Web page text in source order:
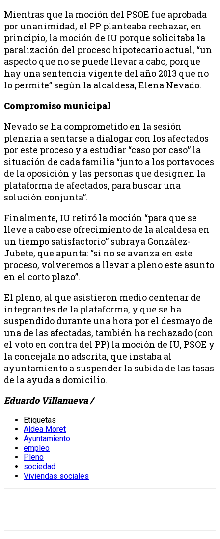
Mientras que la moción del PSOE fue aprobada
por unanimidad, el PP planteaba rechazar, en
principio, la moción de IU porque solicitaba la
paralización del proceso hipotecario actual, “un
aspecto que no se puede llevar a cabo, porque
hay una sentencia vigente del año 2013 que no
lo permite” según la alcaldesa, Elena Nevado.
Compromiso municipal
Nevado se ha comprometido en la sesión
plenaria a sentarse a dialogar con los afectados
por este proceso y a estudiar “caso por caso” la
situación de cada familia “junto a los portavoces
de la oposición y las personas que designen la
plataforma de afectados, para buscar una
solución conjunta”.
Finalmente, IU retiró la moción “para que se
lleve a cabo ese ofrecimiento de la alcaldesa en
un tiempo satisfactorio” subraya González-
Jubete, que apunta: “si no se avanza en este
proceso, volveremos a llevar a pleno este asunto
en el corto plazo”.
El pleno, al que asistieron medio centenar de
integrantes de la plataforma, y que se ha
suspendido durante una hora por el desmayo de
una de las afectadas, también ha rechazado (con
el voto en contra del PP) la moción de IU, PSOE y
la concejala no adscrita, que instaba al
ayuntamiento a suspender la subida de las tasas
de la ayuda a domicilio.
Eduardo Villanueva /
Etiquetas
Aldea Moret
Ayuntamiento
empleo
Pleno
sociedad
Viviendas sociales